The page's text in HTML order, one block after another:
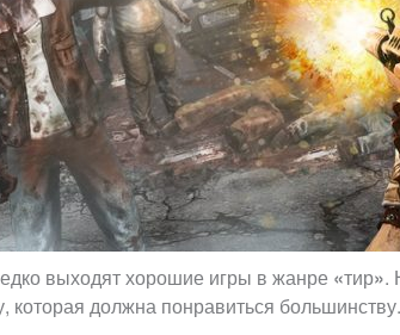
выходят хорошие игры в жанре «тир».
которая должна понравиться большинству.